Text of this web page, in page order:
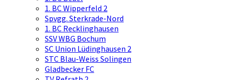
1. BC Wipperfeld 2
Spvgg. Sterkrade-Nord
1. BC Recklinghausen
SSV WBG Bochum
SC Union Lüdinghausen 2
STC Blau-Weiss Solingen
Gladbecker FC